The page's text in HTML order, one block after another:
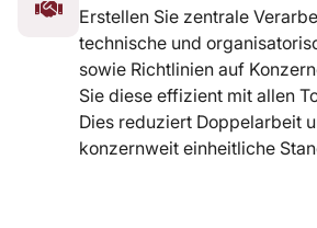
Erstellen Sie zentrale
technische und
sowie Richtlinien auf
Sie diese effizient mit allen
Dies reduziert Doppelarbeit
konzernweit einheitliche